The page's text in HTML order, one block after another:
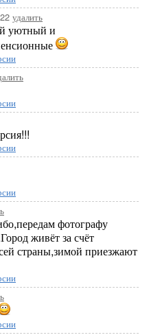
удалить
уютный и
фотографу
живёт за счёт
страны,зимой приезжают